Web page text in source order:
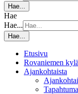
Hae...
Hae
Hae...
Hae...
Etusivu
Rovaniemen
Ajankohtaista